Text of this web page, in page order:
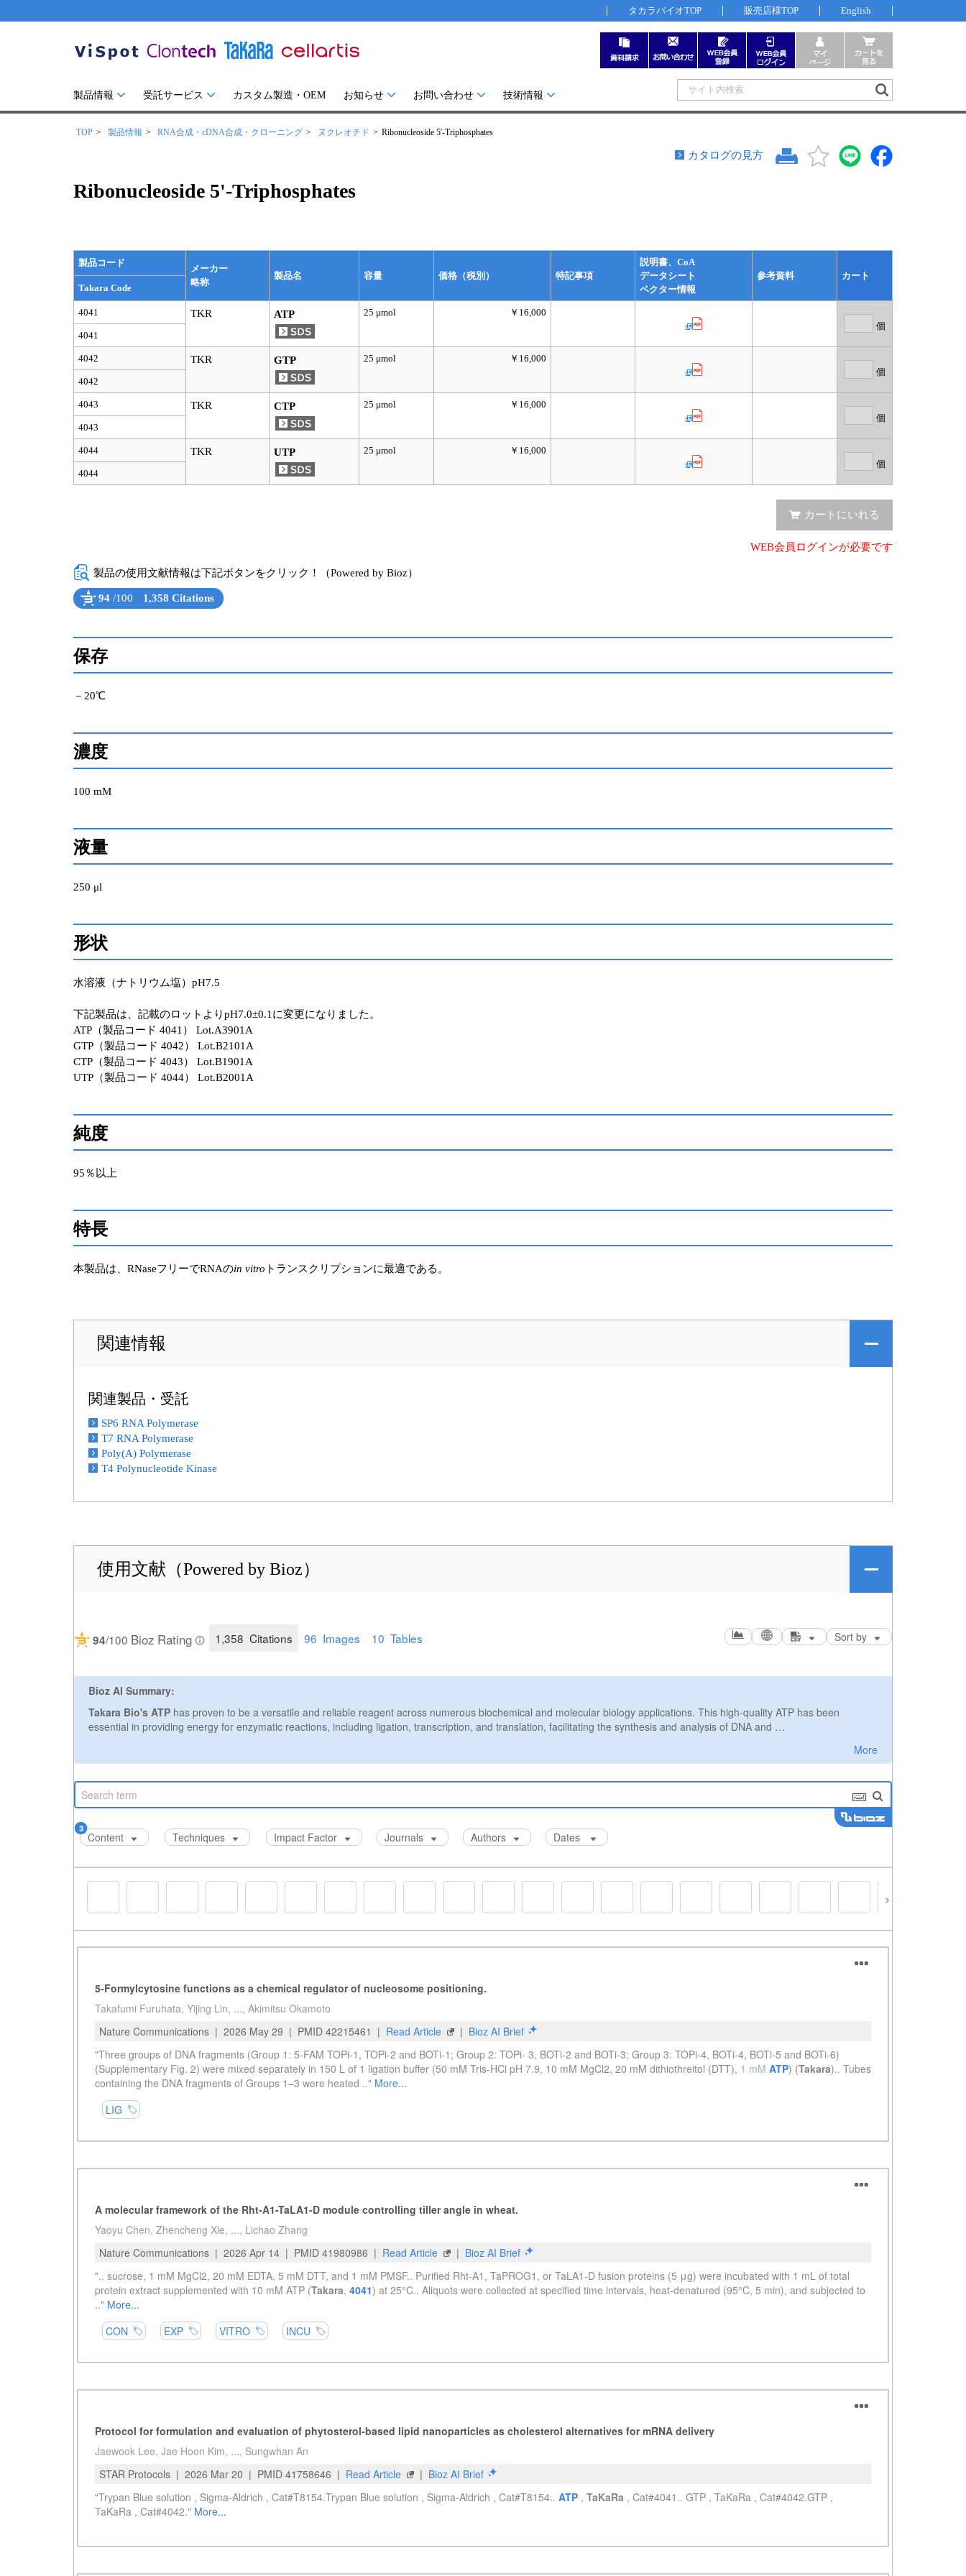
タカラバイオTOP 販売店様TOP English
製品情報 受託サービス カスタム製造・OEM お知らせ お問い合わせ 技術情報
TOP 製品情報 RNA合成・cDNA合成・クローニング ヌクレオチド Ribonucleoside 5'-Triphosphates
カタログの見方
Ribonucleoside 5'-Triphosphates
製品コード
メーカー
略称
製品名 容量 価格（税別） 特記事項
説明書、CoA
データシート
ベクター情報
参考資料
カート
Takara Code
4041 TKR ATP 25 μmol
￥16,000
個
4041
4042 TKR GTP 25 μmol
￥16,000
個
4042
4043 TKR CTP 25 μmol
￥16,000
個
4043
4044 TKR UTP 25 μmol
￥16,000
個
4044
カートにいれる
WEB会員ログインが必要です
製品の使用文献情報は下記ボタンをクリック！（Powered by Bioz）
94 /100 1,358 Citations
保存
－20℃
濃度
100 mM
液量
250 μl
形状
水溶液（ナトリウム塩）pH7.5
下記製品は、記載のロットよりpH7.0±0.1に変更になりました。
ATP（製品コード 4041） Lot.A3901A
GTP（製品コード 4042） Lot.B2101A
CTP（製品コード 4043） Lot.B1901A
UTP（製品コード 4044） Lot.B2001A
純度
95％以上
特長
本製品は、RNaseフリーでRNAのin vitro トランスクリプションに最適である。
関連情報
関連製品・受託
SP6 RNA Polymerase
T7 RNA Polymerase
Poly(A) Polymerase
T4 Polynucleotide Kinase
使用文献（Powered by Bioz）